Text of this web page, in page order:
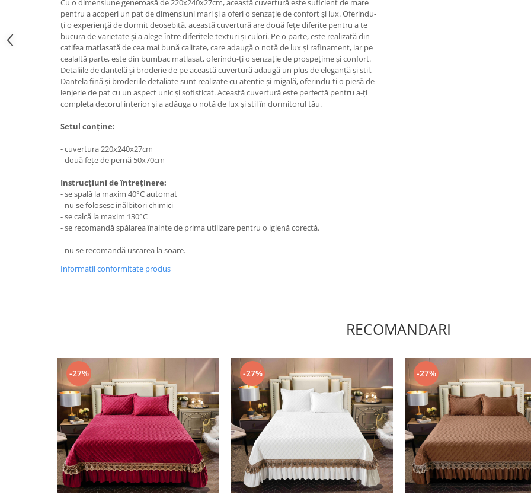
Cu o dimensiune generoasă de 220x240x27cm, această cuvertură este suficient de mare
pentru a acoperi un pat de dimensiuni mari și a oferi o senzație de confort și lux. Oferindu-
ți o experiență de dormit deosebită, această cuvertură are două fețe diferite pentru a te
bucura de varietate și a alege între diferitele texturi și culori. Pe o parte, este realizată din
catifea matlasată de cea mai bună calitate, care adaugă o notă de lux și rafinament, iar pe
cealaltă parte, este din bumbac matlasat, oferindu-ți o senzație de prospețime și confort.
Detaliile de dantelă și broderie de pe această cuvertură adaugă un plus de eleganță și stil.
Dantela fină și broderiile detaliate sunt realizate cu atenție și migală, oferindu-ți o piesă de
lenjerie de pat cu un aspect unic și sofisticat. Această cuvertură este perfectă pentru a-ți
completa decorul interior și a adăuga o notă de lux și stil în dormitorul tău.
Setul conține:
- cuvertura 220x240x27cm
- două fețe de pernă 50x70cm
Instrucțiuni de întreținere:
- se spală la maxim 40°C automat
- nu se folosesc inălbitori chimici
- se calcă la maxim 130°C
- se recomandă spălarea înainte de prima utilizare pentru o igienă corectă.
- nu se recomandă uscarea la soare.
Informatii conformitate produs
RECOMANDARI
-27% -27% -27%